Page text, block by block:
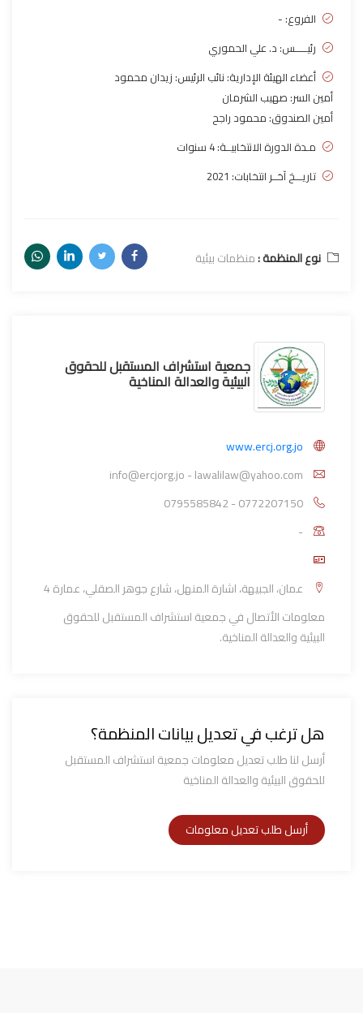
الفروع: -
رئيـــــس: د. علي الحموري
أعضاء الهيئة الإدارية: نائب الرئيس: زيدان محمود
أمين السر: صهيب الشرمان
أمين الصندوق: محمود راجح
مـدة الدورة الانتخابيــة: 4 سنوات
تاريـــخ آخــر انتخابات: 2021
نوع المنظمة :منظمات بيئية
جمعية استشراف المستقبل للحقوق
البيئية والعدالة المناخية
www.ercj.org.jo
info@ercjorg.jo - lawalilaw@yahoo.com
0795585842 - 0772207150
-
معلومات الأتصال في جمعية استشراف المستقبل للحقوق
البيئية والعدالة المناخية.
هل ترغب في تعديل بيانات المنظمة؟
أرسل لنا طلب تعديل معلومات جمعية استشراف المستقبل
للحقوق البيئية والعدالة المناخية